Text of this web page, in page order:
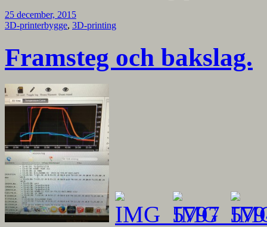
25 december, 2015
3D-printerbygge, 3D-printing
Framsteg och bakslag.